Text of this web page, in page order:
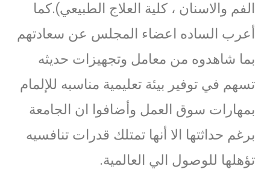
الفم والاسنان ، كلية العلاج الطبيعي).كما
أعرب الساده اعضاء المجلس عن سعادتهم
بما شاهدوه من معامل وتجهيزات حديثه
تسهم في توفير بيئة تعليمية مناسبه للإلمام
بمهارات سوق العمل وأضافوا ان الجامعة
برغم حداثتها الا أنها تمتلك قدرات تنافسيه
تؤهلها للوصول الي العالمية.